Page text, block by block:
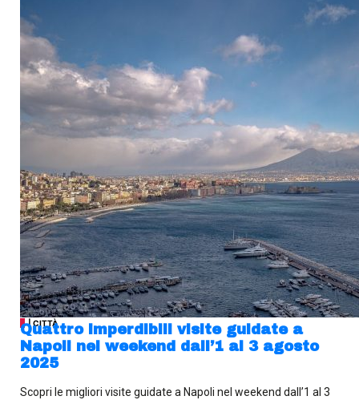
| CITTÀ
Quattro imperdibili visite guidate a
Napoli nel weekend dall’1 al 3 agosto
2025
Scopri le migliori visite guidate a Napoli nel weekend dall’1 al 3